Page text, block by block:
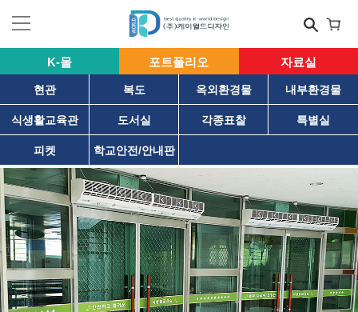
K-몰 포트폴리오 자료실
현관 복도 옥외환경물 내부환경물
식생활교육관 도서실 각종표찰 특별실
피켓 학교안전/안내판